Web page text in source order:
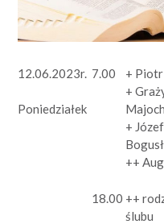
12.06.2023r.
Poniedziałek
7.00
+
+
+
++
18.00 ++
ślubu